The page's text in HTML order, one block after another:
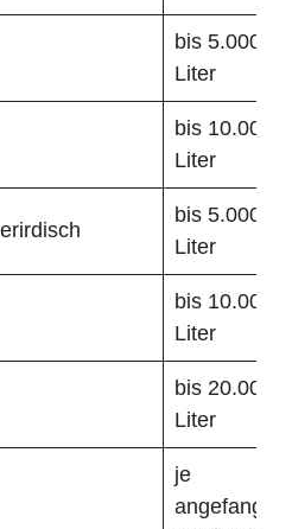
bis 5.000
Liter
bis 10.000
Liter
bis 5.000
Liter
bis 10.000
Liter
bis 20.000
Liter
je